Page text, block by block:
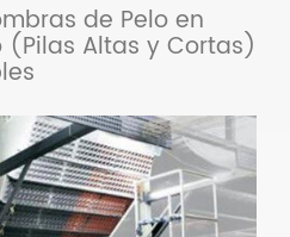
de Pelo en
(Pilas Altas y Cortas)